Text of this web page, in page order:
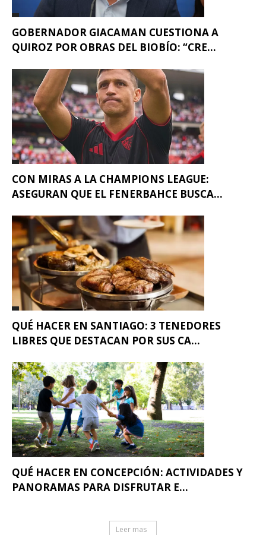
GOBERNADOR GIACAMAN CUESTIONA A
QUIROZ POR OBRAS DEL BIOBÍO: “CRE...
CON MIRAS A LA CHAMPIONS LEAGUE:
ASEGURAN QUE EL FENERBAHCE BUSCA...
QUÉ HACER EN SANTIAGO: 3 TENEDORES
LIBRES QUE DESTACAN POR SUS CA...
QUÉ HACER EN CONCEPCIÓN: ACTIVIDADES Y
PANORAMAS PARA DISFRUTAR E...
Leer mas